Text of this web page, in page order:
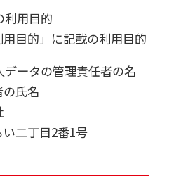
利用目的
用目的」に記載の利用目的
氏名
二丁目2番1号